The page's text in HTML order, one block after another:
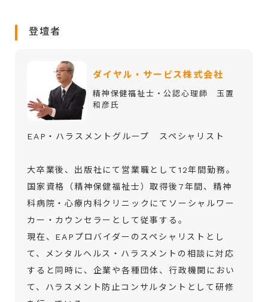
登壇者
ダイヤル・サービス株式会社
精神保健福祉士・公認心理師 玉置
和彦氏
EAP・ハラスメントグループ スペシャリスト
大卒業後、出版社にて営業職として12年間勤務。
国家資格（精神保健福祉士）取得後7年間、精神
科病院・心療内科クリニックにてソーシャルワー
カー・カウンセラーとして従事する。
現在、EAPプロバイダーのスペシャリストとし
て、メンタルヘルス・ハラスメントの相談に対応
すると同時に、企業や各種団体、行政機関におい
て、ハラスメント防止コンサルタントとして研修